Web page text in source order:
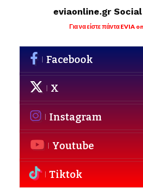
eviaonline.gr
Για να είστε πάντα EVIA
Facebook
X
Instagram
Youtube
Tiktok